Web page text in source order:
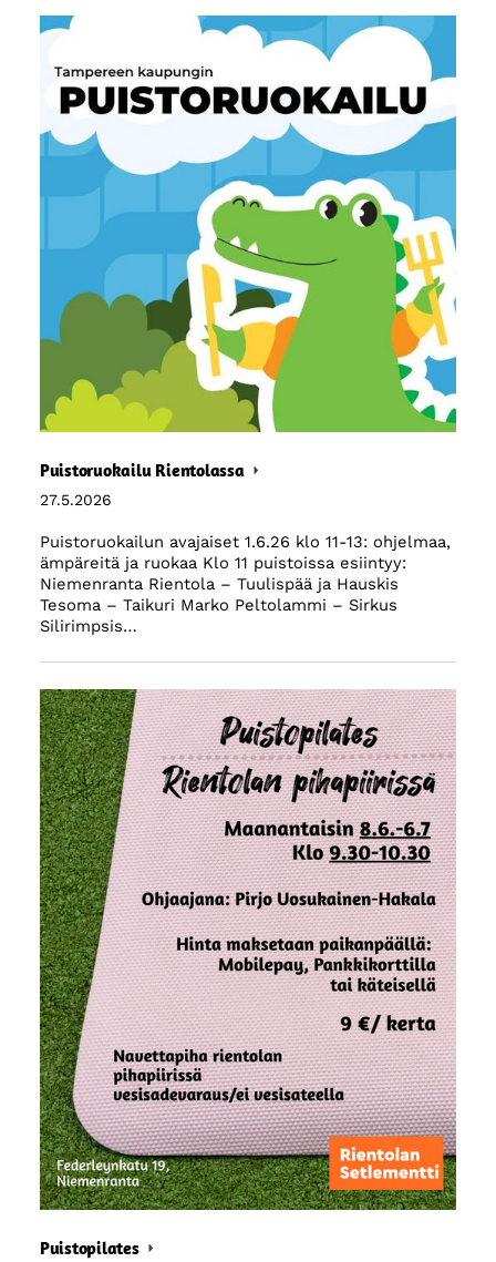
Puistoruokailu Rientolassa
27.5.2026
Puistoruokailun avajaiset 1.6.26 klo 11-13: ohjelmaa,
ämpäreitä ja ruokaa Klo 11 puistoissa esiintyy:
Niemenranta Rientola – Tuulispää ja Hauskis
Tesoma – Taikuri Marko Peltolammi – Sirkus
Silirimpsis…
Puistopilates